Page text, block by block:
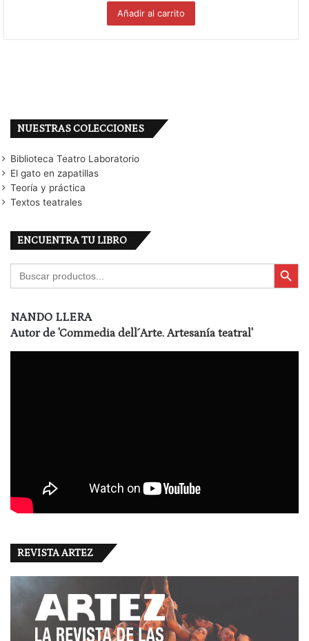
Añadir al carrito
NUESTRAS COLECCIONES
Biblioteca Teatro Laboratorio
El gato en zapatillas
Teoría y práctica
Textos teatrales
ENCUENTRA TU LIBRO
Buscar: Botón de
NANDO LLERA
Autor de 'Commedia dell´Arte. Artesanía teatral'
REVISTA ARTEZ